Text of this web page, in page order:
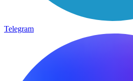
Telegram